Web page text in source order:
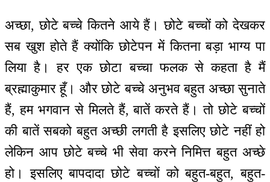
अच्छा, छोटे बच्चे कितने आये हैं। छोटे बच्चों को देखकर
सब खुश होते हैं क्योंकि छोटेपन में कितना बड़ा भाग्य पा
लिया है। हर एक छोटा बच्चा फलक से कहता है मैं
ब्रह्माकुमार हूँ। और छोटे बच्चे अनुभव बहुत अच्छा सुनाते
हैं, हम भगवान से मिलते हैं, बातें करते हैं। तो छोटे बच्चों
की बातें सबको बहुत अच्छी लगती है इसलिए छोटे नहीं हो
लेकिन आप छोटे बच्चे भी सेवा करने निमित्त बहुत अच्छे
हो। इसलिए बापदादा छोटे बच्चों को बहुत-बहुत, बहुत-